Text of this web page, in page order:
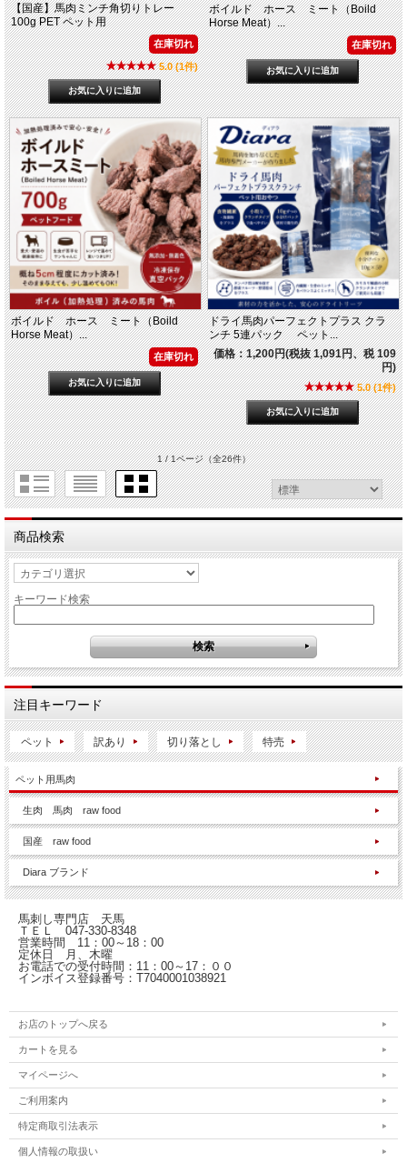
【国産】馬肉ミンチ角切りトレー
100g PET ペット用
在庫切れ
5.0 (1件)
ボイルド ホース ミート（Boild
Horse Meat）...
在庫切れ
ボイルド ホース ミート（Boild
Horse Meat）...
在庫切れ
ドライ馬肉パーフェクトプラス クラ
ンチ 5連パック ペット...
価格：1,200円(税抜 1,091円、税 109
円)
5.0 (1件)
1 / 1ページ（全26件）
商品検索
キーワード検索
注目キーワード
ペット 訳あり 切り落とし 特売
ペット用馬肉
生肉 馬肉 raw food
国産 raw food
Diara ブランド
馬刺し専門店 天馬
ＴＥＬ 047-330-8348
営業時間 11：00～18：00
定休日 月、木曜
お電話での受付時間：11：00～17：００
インボイス登録番号：T7040001038921
お店のトップへ戻る
カートを見る
マイページへ
ご利用案内
特定商取引法表示
個人情報の取扱い